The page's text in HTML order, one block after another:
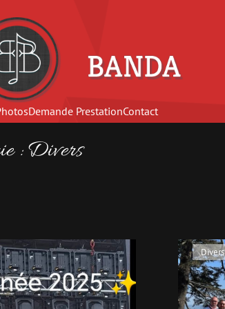
Demande PrestationContact
:Divers
Divers